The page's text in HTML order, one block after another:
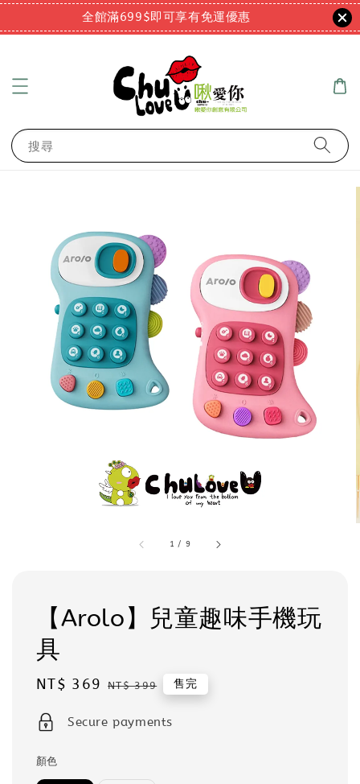
全館滿699$即可享有免運優惠
搜尋
1 / 9
【Arolo】兒童趣味手機玩
具
Sale
NT$ 369 Regular
NT$ 399 售完
Secure payments
顏色